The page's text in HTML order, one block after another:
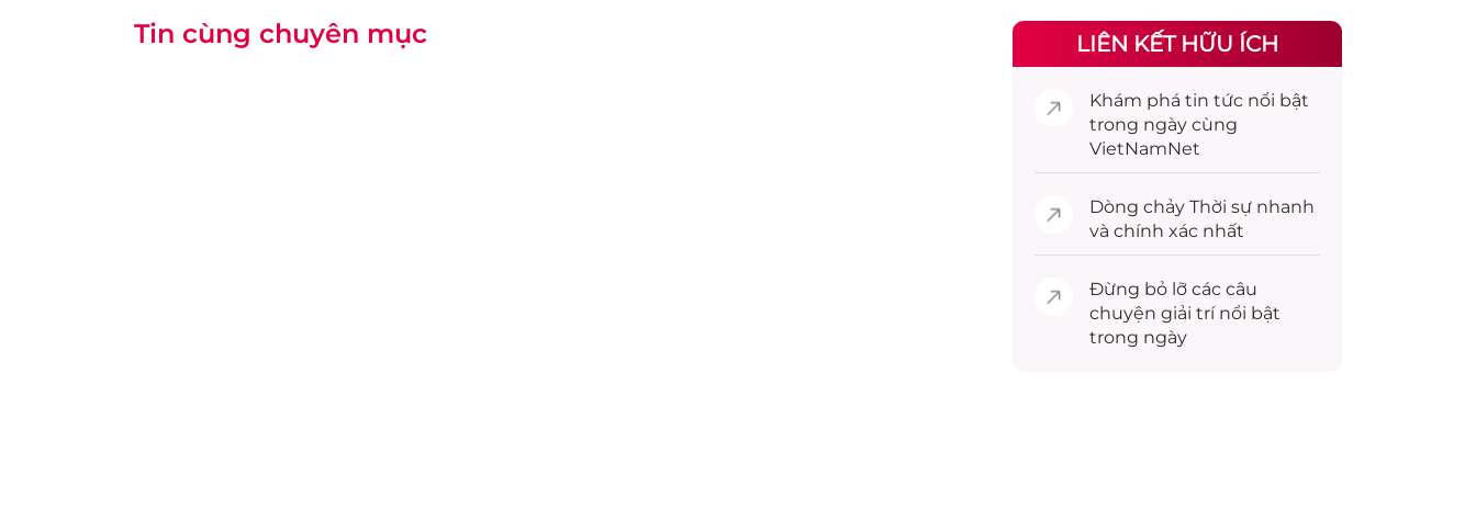
Tin cùng chuyên mục LIÊN KẾT HỮU ÍCH
Khám phá tin tức nổi bật
trong ngày cùng
VietNamNet
Dòng chảy Thời sự nhanh
và chính xác nhất
Đừng bỏ lỡ các câu
chuyện giải trínổi bật
trong ngày